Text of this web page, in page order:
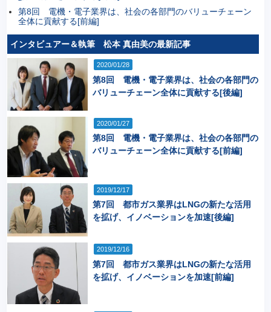
第8回 電機・電子業界は、社会の各部門のバリューチェーン
全体に貢献する[前編]
インタビュアー＆執筆 松本 真由美の最新記事
2020/01/28
第8回 電機・電子業界は、社会の各部門の
バリューチェーン全体に貢献する[後編]
2020/01/27
第8回 電機・電子業界は、社会の各部門の
バリューチェーン全体に貢献する[前編]
2019/12/17
第7回 都市ガス業界はLNGの新たな活用
を拡げ、イノベーションを加速[後編]
2019/12/16
第7回 都市ガス業界はLNGの新たな活用
を拡げ、イノベーションを加速[前編]